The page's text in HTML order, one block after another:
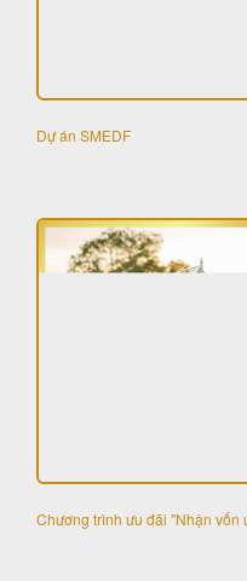
Dự án SMEDF
Chương trình ưu đãi "Nhận